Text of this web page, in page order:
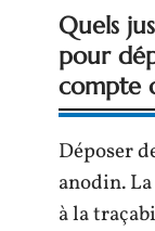
Quels
pour
compte
Déposer
anodin.
à la